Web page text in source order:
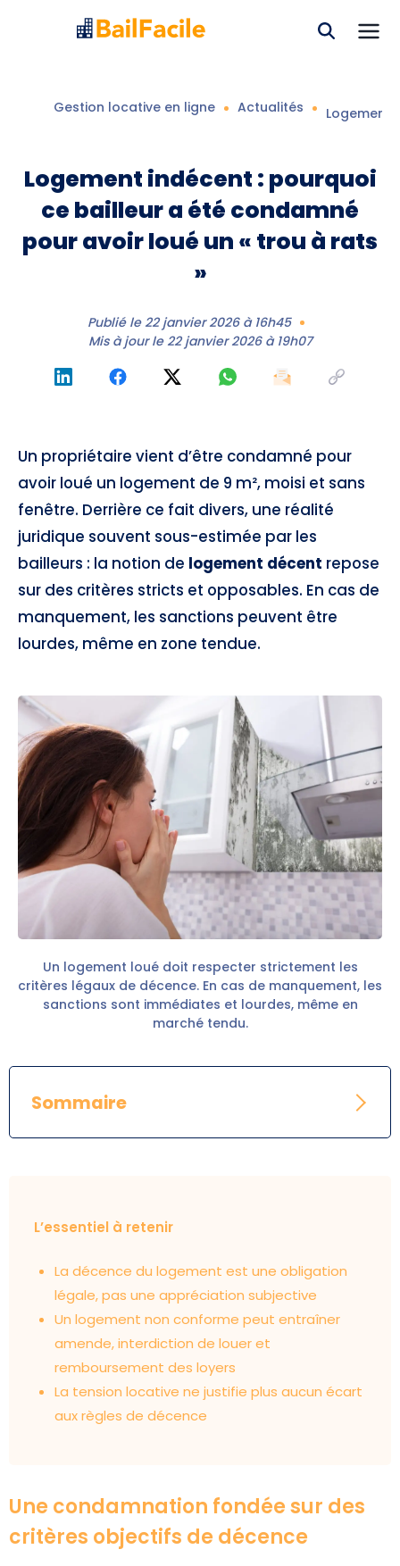
Gestion locative en ligne Actualités Logement
Logement indécent : pourquoi
ce bailleur a été condamné
pour avoir loué un « trou à rats
»
Publié le 22 janvier 2026 à 16h45
Mis à jour le 22 janvier 2026 à 19h07
Un propriétaire vient d’être condamné pour
avoir loué un logement de 9 m², moisi et sans
fenêtre. Derrière ce fait divers, une réalité
juridique souvent sous-estimée par les
bailleurs : la notion de logement décent repose
sur des critères stricts et opposables. En cas de
manquement, les sanctions peuvent être
lourdes, même en zone tendue.
Un logement loué doit respecter strictement les
critères légaux de décence. En cas de manquement, les
sanctions sont immédiates et lourdes, même en
marché tendu.
Sommaire
L’essentiel à retenir
La décence du logement est une obligation
légale, pas une appréciation subjective
Un logement non conforme peut entraîner
amende, interdiction de louer et
remboursement des loyers
La tension locative ne justifie plus aucun écart
aux règles de décence
Une condamnation fondée sur des
critères objectifs de décence